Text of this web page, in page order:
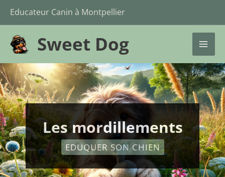
Aller
au
contenu
Educateur Canin à Montpellier
Sweet Dog
Les mordillements
EDUQUER SON CHIEN